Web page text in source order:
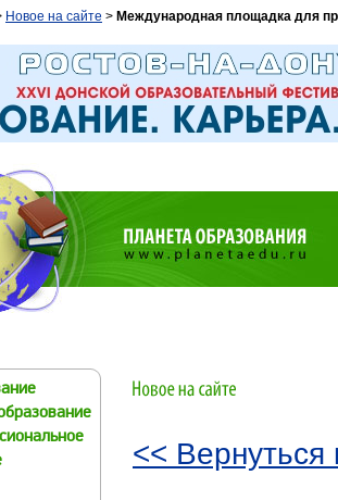
Новое на сайте > Международная площадка для
<< Вернуться